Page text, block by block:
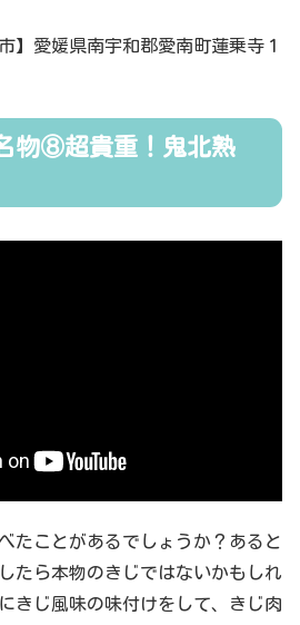
】愛媛県南宇和郡愛南町蓮乗寺１
物⑧超貴重！鬼北熟
たことがあるでしょうか？あると
たら本物のきじではないかもしれ
きじ風味の味付けをして、きじ肉